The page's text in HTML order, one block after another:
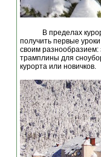
В пределах
получить первые
своим
трамплины для
курорта или новичков.